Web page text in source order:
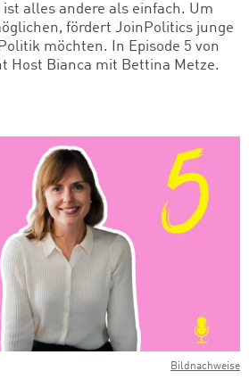
ist alles andere als einfach. Um
fördert JoinPolitics junge
möchten. In Episode 5 von
Host Bianca mit Bettina Metze.
Bildnachweise